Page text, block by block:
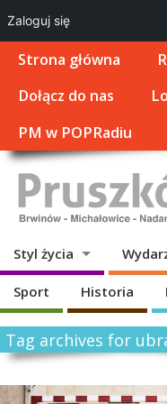
Strona główna
Dołącz do nas
PM w POPRadiu
Styl życia
Sport Historia
Tag archives for
Zaloguj się